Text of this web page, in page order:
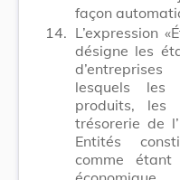
façon
14. L’expression
désigne les
lesquels
produits,
trésorerie de
Entités
comme étant